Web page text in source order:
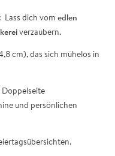
Lass dich vom edlen
verzaubern.
cm), das sich mühelos in
und persönlichen